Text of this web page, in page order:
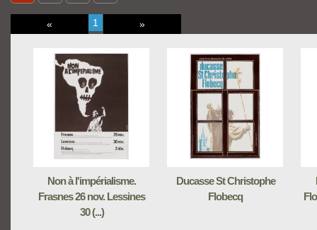
« 1 »
Non à l'impérialisme.
Frasnes 26 nov. Lessines
30 (...)
Ducasse St Christophe
Flobecq